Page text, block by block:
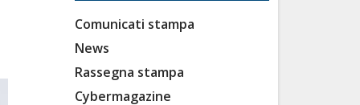
Comunicati stampa
News
Rassegna stampa
Cybermagazine